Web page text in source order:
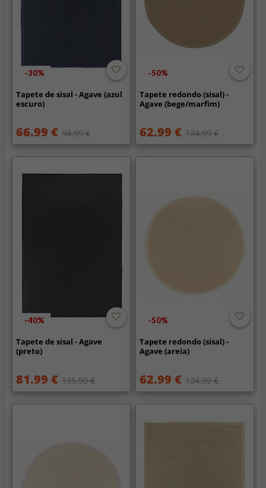
-30%
Tapete de sisal - Agave (azul
escuro)
66.99 € 94.99 €
-50%
Tapete redondo (sisal) -
Agave (bege/marfim)
62.99 € 124.99 €
-40%
Tapete de sisal - Agave
(preto)
81.99 € 135.99 €
-50%
Tapete redondo (sisal) -
Agave (areia)
62.99 € 124.99 €